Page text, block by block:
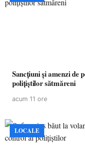
Sancțiuni și amenzi de
polițiștilor sătmăreni
acum 11 ore
LOCALE